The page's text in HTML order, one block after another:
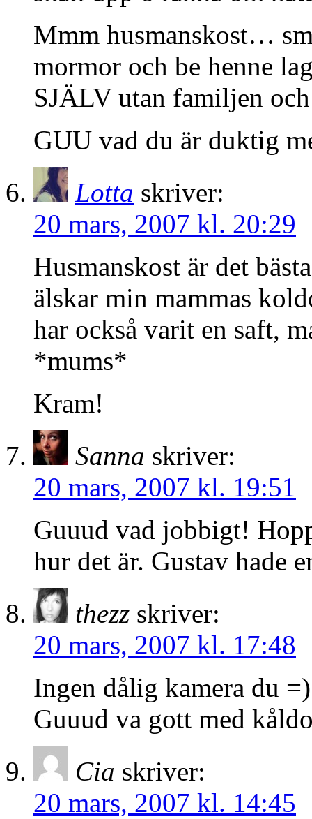
Mmm husmanskost…
mormor och be henne
SJÄLV utan familjen
GUU vad du är duktig
Lotta skriver:
20 mars, 2007 kl. 20:29
Husmanskost är det
älskar min mammas
har också varit en saft,
*mums*
Kram!
Sanna skriver:
20 mars, 2007 kl. 19:51
Guuud vad jobbigt!
hur det är. Gustav hade
thezz skriver:
20 mars, 2007 kl. 17:48
Ingen dålig kamera du
Guuud va gott med
Cia skriver:
20 mars, 2007 kl. 14:45